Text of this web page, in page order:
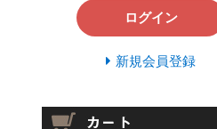
ログイン
新規会員登録